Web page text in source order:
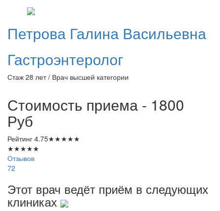
Петрова Галина Васильевна
Гастроэнтеролог
Стаж 28 лет / Врач высшей категории
Стоимость приема - 1800
Руб
Рейтинг 4.75★★★★★
★★★★★
Отзывов
72
Этот врач ведёт приём в следующих
клиниках